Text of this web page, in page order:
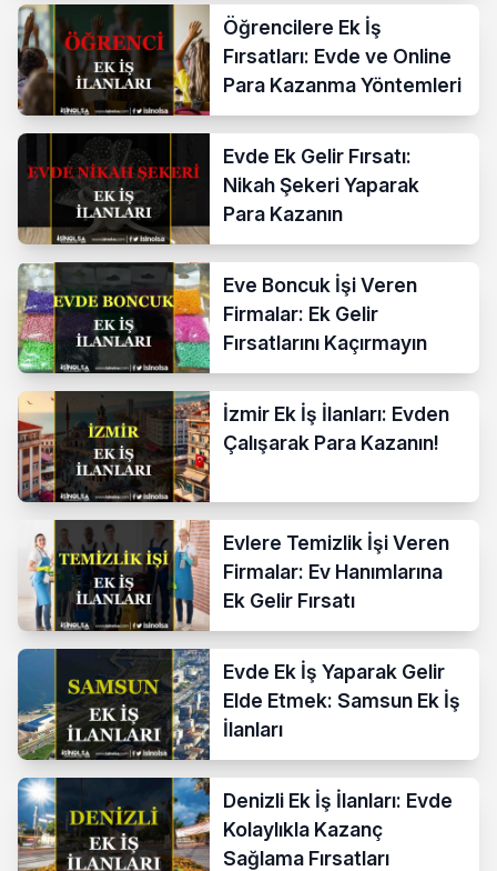
Öğrencilere Ek İş
Fırsatları: Evde ve Online
Para Kazanma Yöntemleri
Evde Ek Gelir Fırsatı:
Nikah Şekeri Yaparak
Para Kazanın
Eve Boncuk İşi Veren
Firmalar: Ek Gelir
Fırsatlarını Kaçırmayın
İzmir Ek İş İlanları: Evden
Çalışarak Para Kazanın!
Evlere Temizlik İşi Veren
Firmalar: Ev Hanımlarına
Ek Gelir Fırsatı
Evde Ek İş Yaparak Gelir
Elde Etmek: Samsun Ek İş
İlanları
Denizli Ek İş İlanları: Evde
Kolaylıkla Kazanç
Sağlama Fırsatları